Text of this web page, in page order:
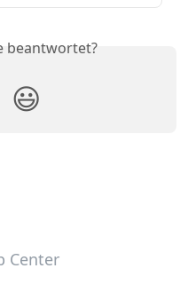
beantwortet?
😃
Center